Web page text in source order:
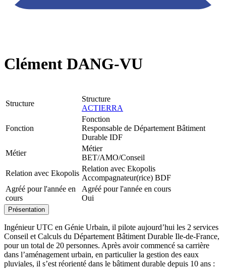
Clément DANG-VU
Structure
Structure
ACTIERRA
Fonction
Fonction
Responsable de Département Bâtiment
Durable IDF
Métier
Métier
BET/AMO/Conseil
Relation avec Ekopolis
Relation avec Ekopolis
Accompagnateur(rice) BDF
Agréé pour l'année en
cours
Agréé pour l'année en cours
Oui
Présentation
Ingénieur UTC en Génie Urbain, il pilote aujourd’hui les 2 services
Conseil et Calculs du Département Bâtiment Durable Ile-de-France,
pour un total de 20 personnes. Après avoir commencé sa carrière
dans l’aménagement urbain, en particulier la gestion des eaux
pluviales, il s’est réorienté dans le bâtiment durable depuis 10 ans :